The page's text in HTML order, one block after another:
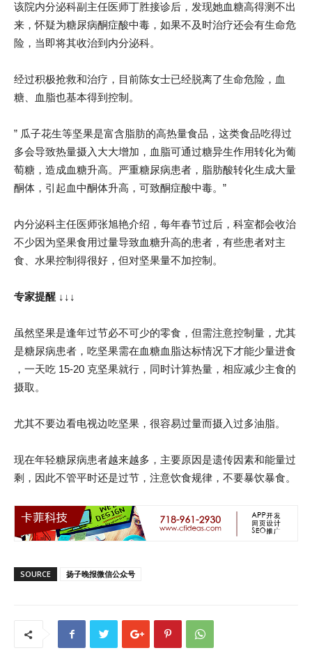
该院内分泌科副主任医师丁胜接诊后，发现她血糖高得测不出
来，怀疑为糖尿病酮症酸中毒，如果不及时治疗还会有生命危
险，当即将其收治到内分泌科。
经过积极抢救和治疗，目前陈女士已经脱离了生命危险，血
糖、血脂也基本得到控制。
” 瓜子花生等坚果是富含脂肪的高热量食品，这类食品吃得过
多会导致热量摄入大大增加，血脂可通过糖异生作用转化为葡
萄糖，造成血糖升高。严重糖尿病患者，脂肪酸转化生成大量
酮体，引起血中酮体升高，可致酮症酸中毒。”
内分泌科主任医师张旭艳介绍，每年春节过后，科室都会收治
不少因为坚果食用过量导致血糖升高的患者，有些患者对主
食、水果控制得很好，但对坚果量不加控制。
专家提醒 ↓↓↓
虽然坚果是逢年过节必不可少的零食，但需注意控制量，尤其
是糖尿病患者，吃坚果需在血糖血脂达标情况下才能少量进食
，一天吃 15-20 克坚果就行，同时计算热量，相应减少主食的
摄取。
尤其不要边看电视边吃坚果，很容易过量而摄入过多油脂。
现在年轻糖尿病患者越来越多，主要原因是遗传因素和能量过
剩，因此不管平时还是过节，注意饮食规律，不要暴饮暴食。
SOURCE 扬子晚报微信公众号